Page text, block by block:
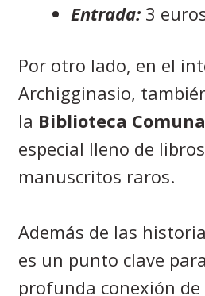
Entrada: 3
Por otro lado, en el
Archigginasio,
la Biblioteca
especial lleno de
manuscritos raros.
Además de las
es un punto clave
profunda conexión